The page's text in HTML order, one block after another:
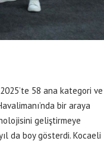
58 ana kategori ve
bir araya
geliştirmeye
da boy gösterdi. Kocaeli